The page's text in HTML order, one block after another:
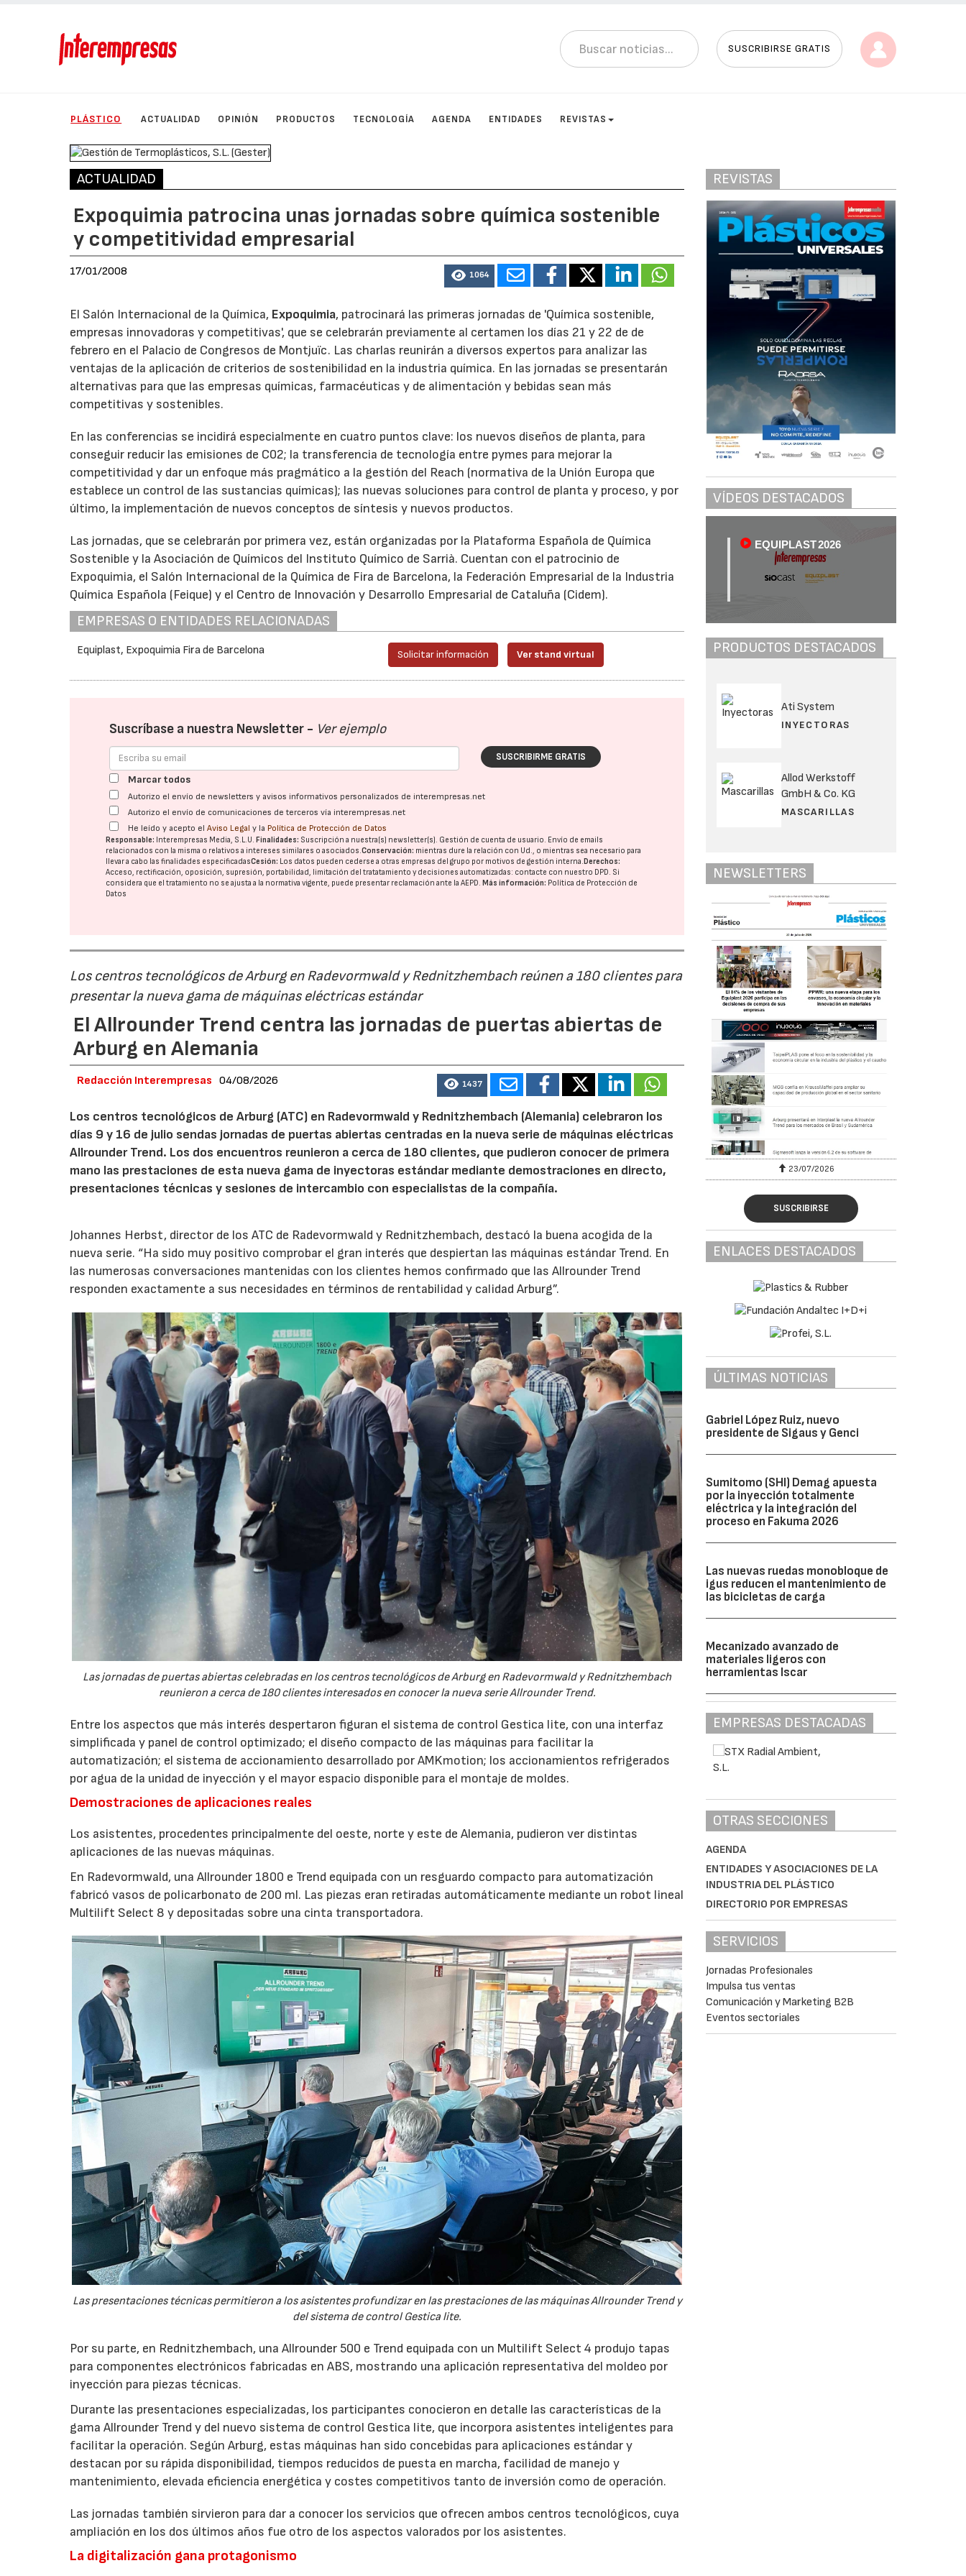
SUSCRIBIRSE GRATIS
PLÁSTICO ACTUALIDAD OPINIÓN PRODUCTOS TECNOLOGÍA AGENDA ENTIDADES REVISTAS
ACTUALIDAD
Expoquimia patrocina unas jornadas sobre química sostenible
y competitividad empresarial
17/01/2008 1064
El Salón Internacional de la Química, Expoquimia, patrocinará las primeras jornadas de 'Química sostenible,
empresas innovadoras y competitivas', que se celebrarán previamente al certamen los días 21 y 22 de de
febrero en el Palacio de Congresos de Montjuïc. Las charlas reunirán a diversos expertos para analizar las
ventajas de la aplicación de criterios de sostenibilidad en la industria química. En las jornadas se presentarán
alternativas para que las empresas químicas, farmacéuticas y de alimentación y bebidas sean más
competitivas y sostenibles.
En las conferencias se incidirá especialmente en cuatro puntos clave: los nuevos diseños de planta, para
conseguir reducir las emisiones de C02; la transferencia de tecnología entre pymes para mejorar la
competitividad y dar un enfoque más pragmático a la gestión del Reach (normativa de la Unión Europa que
establece un control de las sustancias químicas); las nuevas soluciones para control de planta y proceso, y por
último, la implementación de nuevos conceptos de síntesis y nuevos productos.
Las jornadas, que se celebrarán por primera vez, están organizadas por la Plataforma Española de Química
Sostenible y la Asociación de Químicos del Instituto Químico de Sarrià. Cuentan con el patrocinio de
Expoquimia, el Salón Internacional de la Química de Fira de Barcelona, la Federación Empresarial de la Industria
Química Española (Feique) y el Centro de Innovación y Desarrollo Empresarial de Cataluña (Cidem).
EMPRESAS O ENTIDADES RELACIONADAS
Equiplast, Expoquimia Fira de Barcelona Solicitar información Ver stand virtual
Suscríbase a nuestra Newsletter - Ver ejemplo
SUSCRIBIRME GRATIS
Marcar todos
Autorizo el envío de newsletters y avisos informativos personalizados de interempresas.net
Autorizo el envío de comunicaciones de terceros vía interempresas.net
He leído y acepto elAviso Legal y la Política de Protección de Datos
Responsable: Interempresas Media, S.L.U.Finalidades: Suscripción a nuestra(s) newsletter(s). Gestión de cuenta de usuario. Envío de emails
relacionados con la misma o relativos a intereses similares o asociados.Conservación: mientras dure la relación con Ud., o mientras sea necesario para
llevar a cabo las finalidades especificadasCesión: Los datos pueden cederse a otras empresas del grupo por motivos de gestión interna.Derechos:
Acceso, rectificación, oposición, supresión, portabilidad, limitación del tratatamiento y decisiones automatizadas: contacte con nuestro DPD. Si
considera que el tratamiento no se ajusta a la normativa vigente, puede presentar reclamación ante laAEPD.Más información: Política de Protección de
Datos
Los centros tecnológicos de Arburg en Radevormwald y Rednitzhembach reúnen a 180 clientes para
presentar la nueva gama de máquinas eléctricas estándar
El Allrounder Trend centra las jornadas de puertas abiertas de
Arburg en Alemania
Redacción Interempresas 04/08/2026 1437
Los centros tecnológicos de Arburg (ATC) en Radevormwald y Rednitzhembach (Alemania) celebraron los
días 9 y 16 de julio sendas jornadas de puertas abiertas centradas en la nueva serie de máquinas eléctricas
Allrounder Trend. Los dos encuentros reunieron a cerca de 180 clientes, que pudieron conocer de primera
mano las prestaciones de esta nueva gama de inyectoras estándar mediante demostraciones en directo,
presentaciones técnicas y sesiones de intercambio con especialistas de la compañía.
Johannes Herbst, director de los ATC de Radevormwald y Rednitzhembach, destacó la buena acogida de la
nueva serie. “Ha sido muy positivo comprobar el gran interés que despiertan las máquinas estándar Trend. En
las numerosas conversaciones mantenidas con los clientes hemos confirmado que las Allrounder Trend
responden exactamente a sus necesidades en términos de rentabilidad y calidad Arburg”.
Las jornadas de puertas abiertas celebradas en los centros tecnológicos de Arburg en Radevormwald y Rednitzhembach
reunieron a cerca de 180 clientes interesados en conocer la nueva serie Allrounder Trend.
Entre los aspectos que más interés despertaron figuran el sistema de control Gestica lite, con una interfaz
simplificada y panel de control optimizado; el diseño compacto de las máquinas para facilitar la
automatización; el sistema de accionamiento desarrollado por AMKmotion; los accionamientos refrigerados
por agua de la unidad de inyección y el mayor espacio disponible para el montaje de moldes.
Demostraciones de aplicaciones reales
Los asistentes, procedentes principalmente del oeste, norte y este de Alemania, pudieron ver distintas
aplicaciones de las nuevas máquinas.
En Radevormwald, una Allrounder 1800 e Trend equipada con un resguardo compacto para automatización
fabricó vasos de policarbonato de 200 ml. Las piezas eran retiradas automáticamente mediante un robot lineal
Multilift Select 8 y depositadas sobre una cinta transportadora.
Las presentaciones técnicas permitieron a los asistentes profundizar en las prestaciones de las máquinas Allrounder Trend y
del sistema de control Gestica lite.
Por su parte, en Rednitzhembach, una Allrounder 500 e Trend equipada con un Multilift Select 4 produjo tapas
para componentes electrónicos fabricadas en ABS, mostrando una aplicación representativa del moldeo por
inyección para piezas técnicas.
Durante las presentaciones especializadas, los participantes conocieron en detalle las características de la
gama Allrounder Trend y del nuevo sistema de control Gestica lite, que incorpora asistentes inteligentes para
facilitar la operación. Según Arburg, estas máquinas han sido concebidas para aplicaciones estándar y
destacan por su rápida disponibilidad, tiempos reducidos de puesta en marcha, facilidad de manejo y
mantenimiento, elevada eficiencia energética y costes competitivos tanto de inversión como de operación.
Las jornadas también sirvieron para dar a conocer los servicios que ofrecen ambos centros tecnológicos, cuya
ampliación en los dos últimos años fue otro de los aspectos valorados por los asistentes.
La digitalización gana protagonismo
REVISTAS
VÍDEOS DESTACADOS
EQUIPLAST 2026
PRODUCTOS DESTACADOS
Ati System
INYECTORAS
Allod Werkstoff
GmbH & Co. KG
MASCARILLAS
NEWSLETTERS
23/07/2026 30/07/2026 23/07/2026
SUSCRIBIRSE
ENLACES DESTACADOS
ÚLTIMAS NOTICIAS
Gabriel López Ruiz, nuevo
presidente de Sigaus y Genci
Sumitomo (SHI) Demag apuesta
por la inyección totalmente
eléctrica y la integración del
proceso en Fakuma 2026
Las nuevas ruedas monobloque de
igus reducen el mantenimiento de
las bicicletas de carga
Mecanizado avanzado de
materiales ligeros con
herramientas Iscar
EMPRESAS DESTACADAS
OTRAS SECCIONES
AGENDA
ENTIDADES Y ASOCIACIONES DE LA
INDUSTRIA DEL PLÁSTICO
DIRECTORIO POR EMPRESAS
SERVICIOS
Jornadas Profesionales
Impulsa tus ventas
Comunicación y Marketing B2B
Eventos sectoriales